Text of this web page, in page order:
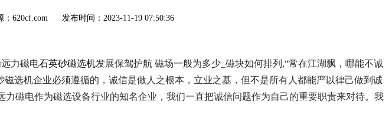
：620cf.com 发布时间： 2023-11-19 07:50:36
力磁电石英砂磁选机发展保驾护航 磁场一般为多少_磁块如何排列,“常在江湖飘，哪能不诚
选机企业必须遵循的，诚信是做人之根本，立业之基，但不是所有人都能严以律己做到诚
磁电作为磁选设备行业的知名企业，我们一直把诚信问题作为自己的重要职责来对待。我